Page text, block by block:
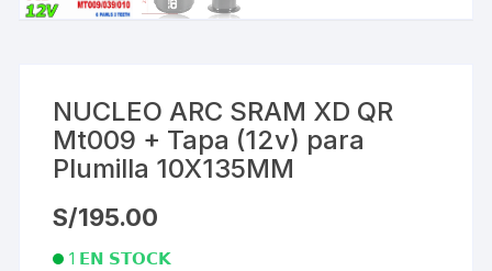
NUCLEO ARC SRAM XD QR
Mt009 + Tapa (12v) para
Plumilla 10X135MM
S/195.00
1 𝗘𝗡 𝗦𝗧𝗢𝗖𝗞